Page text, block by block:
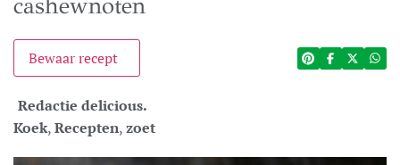
Bewaar recept
Redactie delicious.
Koek,Recepten,zoet